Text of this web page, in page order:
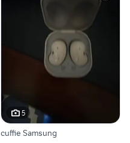
5
cuffie Samsung